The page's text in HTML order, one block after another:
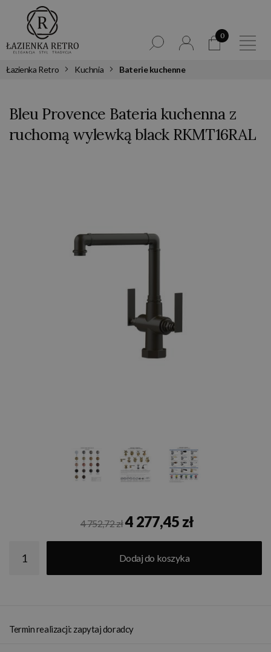
0
Łazienka Retro Kuchnia Baterie kuchenne
Bleu Provence Bateria kuchenna z
ruchomą wylewką black RKMT16RAL
4 752,72 zł4 277,45 zł
Dodaj do koszyka
Termin realizacji: zapytaj doradcy